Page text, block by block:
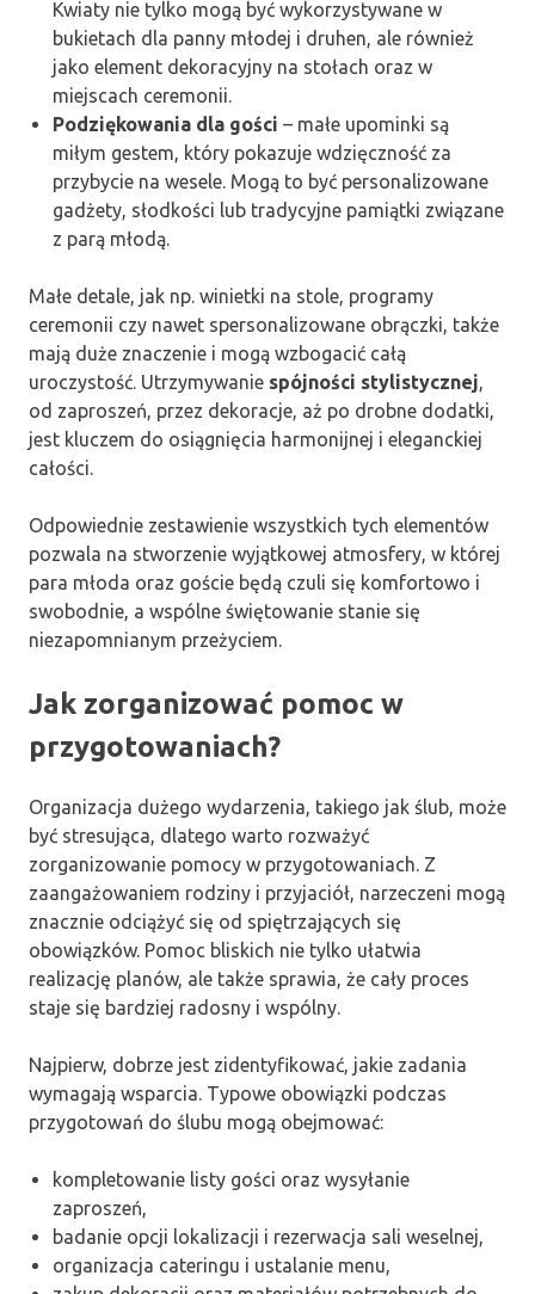
Kwiaty nie tylko mogą być wykorzystywane w
bukietach dla panny młodej i druhen, ale również
jako element dekoracyjny na stołach oraz w
miejscach ceremonii.
Podziękowania dla gości – małe upominki są
miłym gestem, który pokazuje wdzięczność za
przybycie na wesele. Mogą to być personalizowane
gadżety, słodkości lub tradycyjne pamiątki związane
z parą młodą.
Małe detale, jak np. winietki na stole, programy
ceremonii czy nawet spersonalizowane obrączki, także
mają duże znaczenie i mogą wzbogacić całą
uroczystość. Utrzymywanie spójności stylistycznej,
od zaproszeń, przez dekoracje, aż po drobne dodatki,
jest kluczem do osiągnięcia harmonijnej i eleganckiej
całości.
Odpowiednie zestawienie wszystkich tych elementów
pozwala na stworzenie wyjątkowej atmosfery, w której
para młoda oraz goście będą czuli się komfortowo i
swobodnie, a wspólne świętowanie stanie się
niezapomnianym przeżyciem.
Jak zorganizować pomoc w
przygotowaniach?
Organizacja dużego wydarzenia, takiego jak ślub, może
być stresująca, dlatego warto rozważyć
zorganizowanie pomocy w przygotowaniach. Z
zaangażowaniem rodziny i przyjaciół, narzeczeni mogą
znacznie odciążyć się od spiętrzających się
obowiązków. Pomoc bliskich nie tylko ułatwia
realizację planów, ale także sprawia, że cały proces
staje się bardziej radosny i wspólny.
Najpierw, dobrze jest zidentyfikować, jakie zadania
wymagają wsparcia. Typowe obowiązki podczas
przygotowań do ślubu mogą obejmować:
kompletowanie listy gości oraz wysyłanie
zaproszeń,
badanie opcji lokalizacji i rezerwacja sali weselnej,
organizacja cateringu i ustalanie menu,